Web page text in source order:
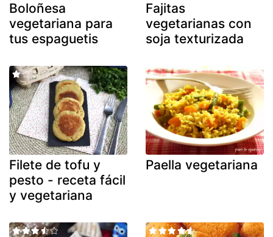
Boloñesa
vegetariana para
tus espaguetis
Fajitas
vegetarianas con
soja texturizada
Filete de tofu y
pesto - receta fácil
y vegetariana
Paella vegetariana